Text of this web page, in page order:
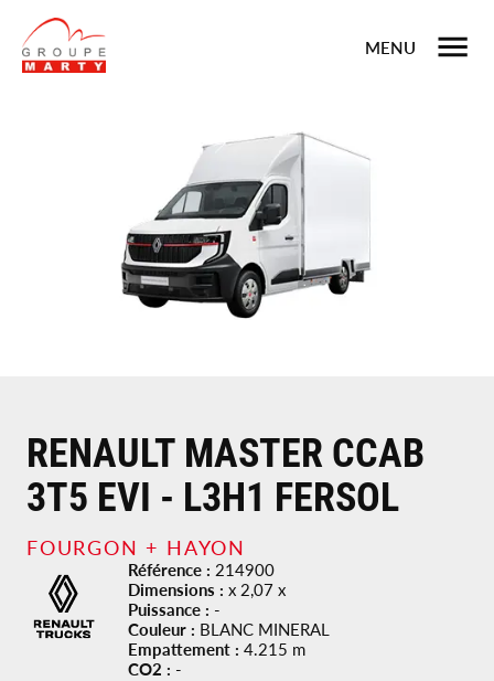
MENU
RENAULT MASTER CCAB
3T5 EVI - L3H1 FERSOL
FOURGON + HAYON
Référence : 214900
Dimensions : x 2,07 x
Puissance : -
Couleur : BLANC MINERAL
Empattement : 4.215 m
CO2 : -